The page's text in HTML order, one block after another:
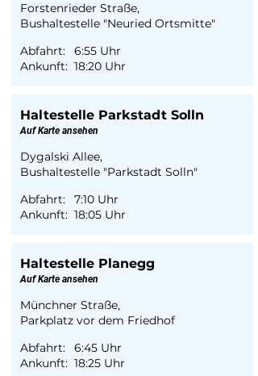
Forstenrieder Straße,
Bushaltestelle "Neuried Ortsmitte"
Abfahrt:
Ankunft:
6:55 Uhr
18:20 Uhr
Haltestelle Parkstadt Solln
Auf Karte ansehen
Dygalski Allee,
Bushaltestelle "Parkstadt Solln"
Abfahrt:
Ankunft:
7:10 Uhr
18:05 Uhr
Haltestelle Planegg
Auf Karte ansehen
Münchner Straße,
Parkplatz vor dem Friedhof
Abfahrt:
Ankunft:
6:45 Uhr
18:25 Uhr